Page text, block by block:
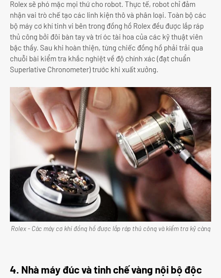
Rolex sẽ phó mặc mọi thứ cho robot. Thực tế, robot chỉ đảm
nhận vai trò chế tạo các linh kiện thô và phân loại. Toàn bộ các
bộ máy cơ khí tinh vi bên trong đồng hồ Rolex đều được lắp ráp
thủ công bởi đôi bàn tay và trí óc tài hoa của các kỹ thuật viên
bậc thầy. Sau khi hoàn thiện, từng chiếc đồng hồ phải trải qua
chuỗi bài kiểm tra khắc nghiệt về độ chính xác (đạt chuẩn
Superlative Chronometer) trước khi xuất xưởng.
Rolex - Các máy cơ khí đồng hồ được lắp ráp thủ công và kiểm tra kỹ càng
4. Nhà máy đúc và tinh chế vàng nội bộ độc